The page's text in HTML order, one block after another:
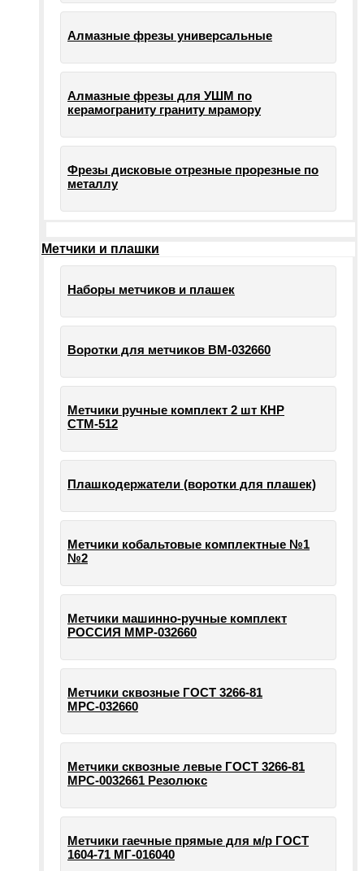
Алмазные фрезы универсальные
Алмазные фрезы для УШМ по
керамограниту граниту мрамору
Фрезы дисковые отрезные прорезные по
металлу
Метчики и плашки
Наборы метчиков и плашек
Воротки для метчиков ВМ-032660
Метчики ручные комплект 2 шт КНР
СТМ-512
Плашкодержатели (воротки для плашек)
Метчики кобальтовые комплектные №1
№2
Метчики машинно-ручные комплект
РОССИЯ ММР-032660
Метчики сквозные ГОСТ 3266-81
МРС-032660
Метчики сквозные левые ГОСТ 3266-81
МРС-0032661 Резолюкс
Метчики гаечные прямые для м/р ГОСТ
1604-71 МГ-016040